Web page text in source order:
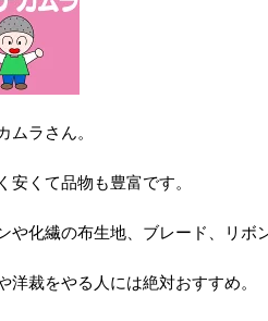
ムラさん。
安くて品物も豊富です。
や化繊の布生地、ブレード、リボ
洋裁をやる人には絶対おすすめ。